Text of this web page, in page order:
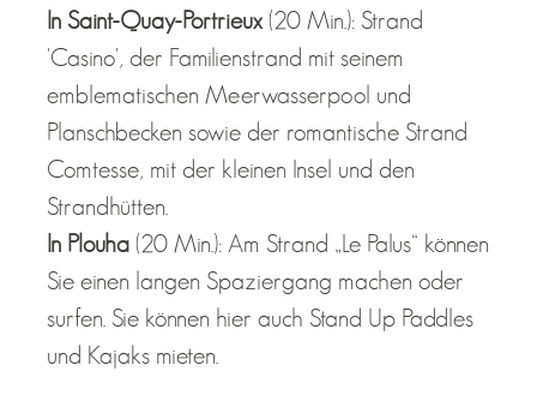
In Saint-Quay-Portrieux(20 Min.): Strand
'Casino', der Familienstrand mit seinem
emblematischen Meerwasserpool und
Planschbecken sowie der romantische Strand
Comtesse, mit der kleinen Insel und den
Strandhütten.
In Plouha(20 Min.): Am Strand „Le Palus“ können
Sie einen langen Spaziergang machen oder
surfen. Sie können hier auch Stand Up Paddles
und Kajaks mieten.